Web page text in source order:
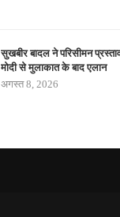
सुखबीर बादल ने परिसीमन
मोदी से मुलाकात के बाद एलान
अगस्त 8, 2026